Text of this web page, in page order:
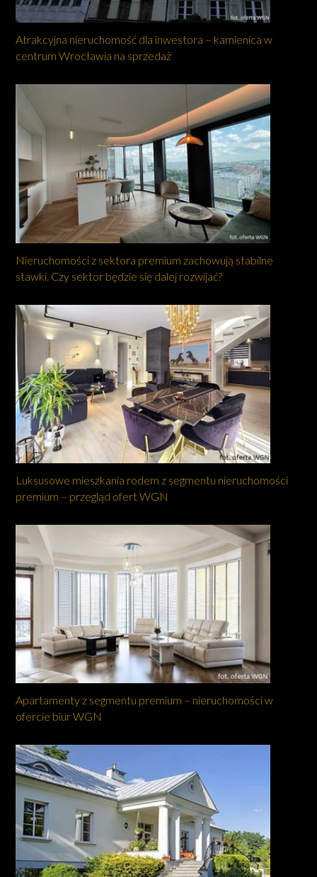
Atrakcyjna nieruchomość dla inwestora – kamienica w
centrum Wrocławia na sprzedaż
Nieruchomości z sektora premium zachowują stabilne
stawki. Czy sektor będzie się dalej rozwijać?
Luksusowe mieszkania rodem z segmentu nieruchomości
premium – przegląd ofert WGN
Apartamenty z segmentu premium – nieruchomości w
ofercie biur WGN